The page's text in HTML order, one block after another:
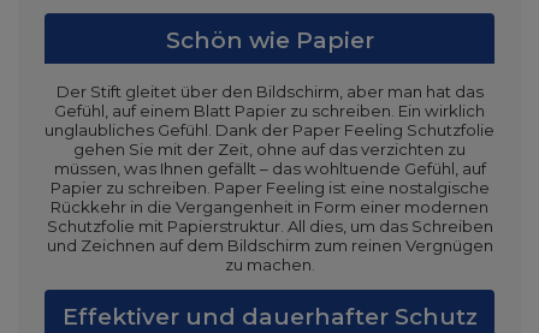
Schön wie Papier
Der Stift gleitet über den Bildschirm, aber man hat das
Gefühl, auf einem Blatt Papier zu schreiben. Ein wirklich
unglaubliches Gefühl. Dank der Paper Feeling Schutzfolie
gehen Sie mit der Zeit, ohne auf das verzichten zu
müssen, was Ihnen gefällt – das wohltuende Gefühl, auf
Papier zu schreiben. Paper Feeling ist eine nostalgische
Rückkehr in die Vergangenheit in Form einer modernen
Schutzfolie mit Papierstruktur. All dies, um das Schreiben
und Zeichnen auf dem Bildschirm zum reinen Vergnügen
zu machen.
Effektiver und dauerhafter Schutz